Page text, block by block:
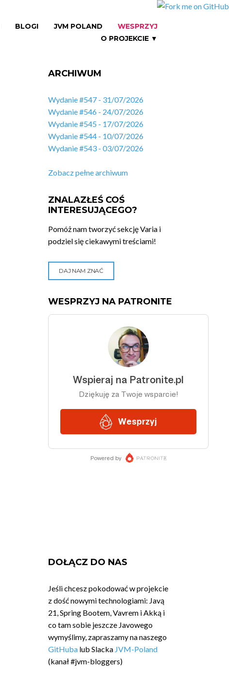
BLOGI JVM POLAND
WESPRZYJ
O PROJEKCIE ▼
ARCHIWUM
Wydanie #547 - 31/07/2026
Wydanie #546 - 24/07/2026
Wydanie #545 - 17/07/2026
Wydanie #544 - 10/07/2026
Wydanie #543 - 03/07/2026
Zobacz pełne archiwum
ZNALAZŁEŚ COŚ
INTERESUJĄCEGO?
Pomóż nam tworzyć sekcję Varia i
podziel się ciekawymi treściami!
DAJ NAM ZNAĆ
WESPRZYJ NA PATRONITE
DOŁĄCZ DO NAS
Jeśli chcesz pokodować w projekcie
z dość nowymi technologiami: Javą
21, Spring Bootem, Vavrem i Akką i
co tam sobie jeszcze Javowego
wymyślimy, zapraszamy na naszego
GitHuba lub Slacka JVM-Poland
(kanał #jvm-bloggers)